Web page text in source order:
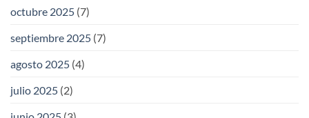
octubre 2025 (7)
septiembre 2025 (7)
agosto 2025 (4)
julio 2025 (2)